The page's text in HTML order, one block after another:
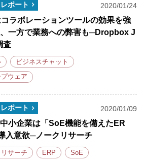
ポート 2020/01/24
ラボレーションツールの効果を強
、一方で業務への弊害も─Dropbox J
査
ビジネスチャット
ウェア
ポート 2020/01/09
小企業は「SoE機能を備えたER
入意欲─ノークリサーチ
サーチ ERP SoE